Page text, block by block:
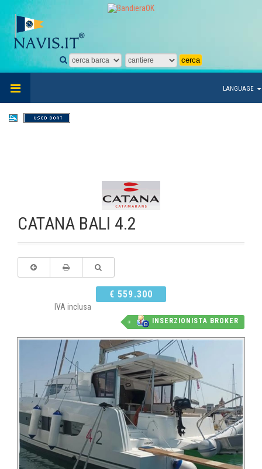
LANGUAGE
CATANA BALI 4.2
€ 559.300
IVA inclusa
INSERZIONISTA BROKER